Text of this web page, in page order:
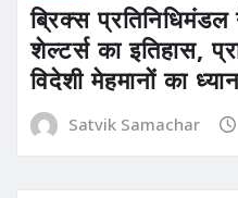
ब्रिक्स
शेल्टर्स का इतिहास,
विदेशी मेहमानों का
Satvik Samachar